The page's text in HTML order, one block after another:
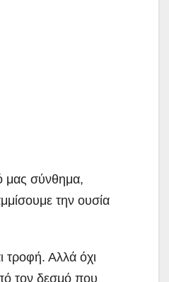
μας σύνθημα,
την ουσία
τροφή. Αλλά όχι
τον δεσμό που